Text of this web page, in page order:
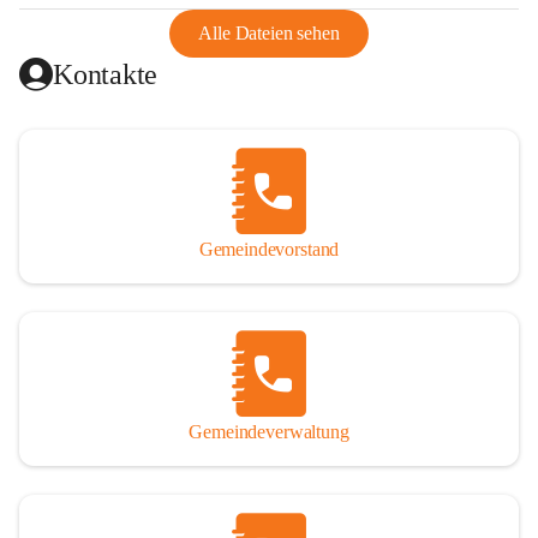
Aus diesem Grund war die Bevölkerung dazu gezwungen,
Schmuggel zu betreiben. Es kam oft zu nächtlichen
Überfällen und Schießereien. Erst mit dem Anschluss des
wirtschaftlich ging es bergauf. Dieser Aufschwung endete
1926. Es folgten Arbeitslosigkeit, Preissteigerung und
Unanbringlichkeit von Produkten. Daher wurde der
Anschluss an das Deutsche Reich begrüßt. Als der Zweite
Weltkrieg ausbrach, schwang die Stimmung um. Es starben
26 Männer an der Front, weitere 16 werden vermisst.
Von 1971 bis 1991 gehörte Wörterberg zur Gemeinde
Ollersdorf. Durch den Einsatz von mehreren Ortsansässigen
wurde Wörterberg 1991 wieder eine eigenständige
Die Gemeinde liegt im Südburgenland im Nordwesten des
Alle Dateien sehen
Kontakte
Gemeindevorstand
Gemeindeverwaltung